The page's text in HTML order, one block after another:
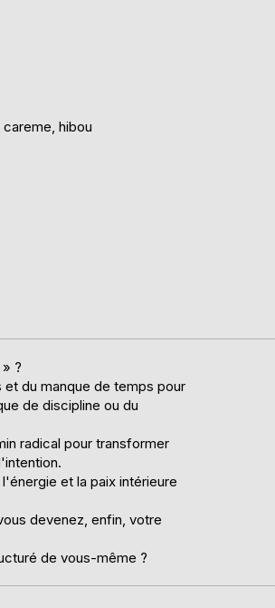
hibou
?
du manque de temps pour
de discipline ou du
radical pour transformer
et la paix intérieure
devenez, enfin, votre
de vous-même ?